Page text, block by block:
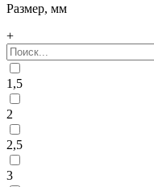
Размер, мм
+
1,5
2
2,5
3